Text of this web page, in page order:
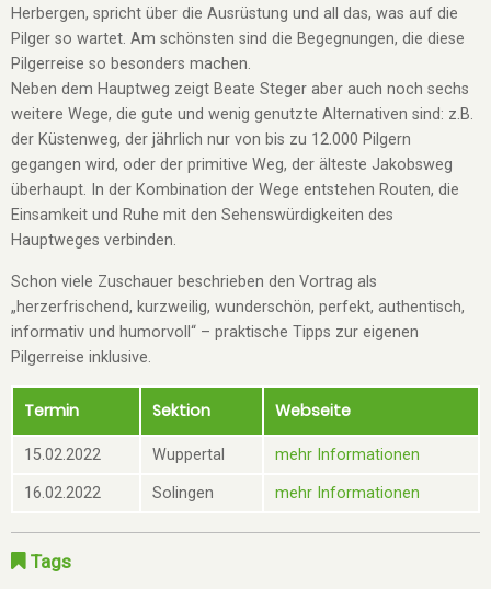
Herbergen, spricht über die Ausrüstung und all das, was auf die
Pilger so wartet. Am schönsten sind die Begegnungen, die diese
Pilgerreise so besonders machen.
Neben dem Hauptweg zeigt Beate Steger aber auch noch sechs
weitere Wege, die gute und wenig genutzte Alternativen sind: z.B.
der Küstenweg, der jährlich nur von bis zu 12.000 Pilgern
gegangen wird, oder der primitive Weg, der älteste Jakobsweg
überhaupt. In der Kombination der Wege entstehen Routen, die
Einsamkeit und Ruhe mit den Sehenswürdigkeiten des
Hauptweges verbinden.
Schon viele Zuschauer beschrieben den Vortrag als
„herzerfrischend, kurzweilig, wunderschön, perfekt, authentisch,
informativ und humorvoll“ – praktische Tipps zur eigenen
Pilgerreise inklusive.
Termin Sektion Webseite
15.02.2022 Wuppertal mehr Informationen
16.02.2022 Solingen mehr Informationen
Tags